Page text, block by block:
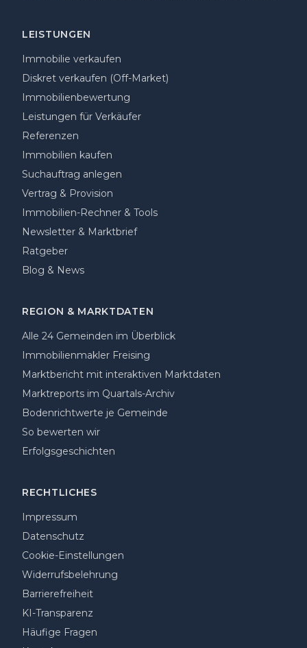
LEISTUNGEN
Immobilie verkaufen
Diskret verkaufen (Off-Market)
Immobilienbewertung
Leistungen für Verkäufer
Referenzen
Immobilien kaufen
Suchauftrag anlegen
Vertrag & Provision
Immobilien-Rechner & Tools
Newsletter & Marktbrief
Ratgeber
Blog & News
REGION & MARKTDATEN
Alle 24 Gemeinden im Überblick
Immobilienmakler Freising
Marktbericht mit interaktiven Marktdaten
Marktreports im Quartals-Archiv
Bodenrichtwerte je Gemeinde
So bewerten wir
Erfolgsgeschichten
RECHTLICHES
Impressum
Datenschutz
Cookie-Einstellungen
Widerrufsbelehrung
Barrierefreiheit
KI-Transparenz
Häufige Fragen